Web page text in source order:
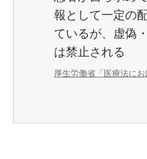
報として一定の
ているが、虚偽
は禁止される
厚生労働省「医療法に